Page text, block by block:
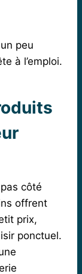
peu
à l’emploi.
côté
offrent
prix,
ponctuel.